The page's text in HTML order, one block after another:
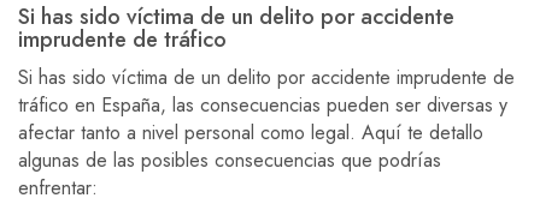
Si has sido víctima de un delito por accidente
imprudente de tráfico
Si has sido víctima de un delito por accidente imprudente de
tráfico en España, las consecuencias pueden ser diversas y
afectar tanto a nivel personal como legal. Aquí te detallo
algunas de las posibles consecuencias que podrías
enfrentar: